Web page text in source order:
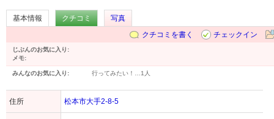
基本情報 クチコミ
写真
クチコミを書く
チェックイン
じぶんのお気に入り:
メモ:
みんなのお気に入り: 行ってみたい！… 1人
住所 松本市大手2-8-5